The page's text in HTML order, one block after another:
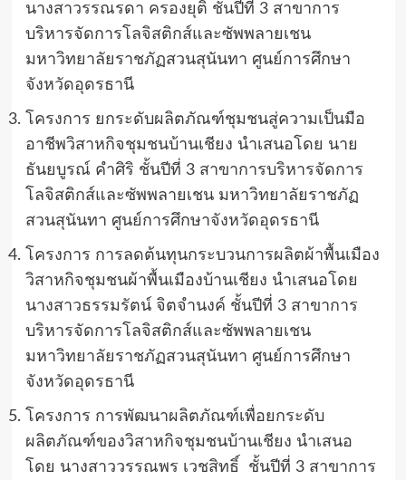
นางสาวรรณรดา ครองยุติ ชั้นปีที่ 3 สาขาการ
บริหารจัดการโลจิสติกส์และซัพพลายเชน
มหาวิทยาลัยราชภัฏสวนสุนันทา ศูนย์การศึกษา
จังหวัดอุดรธานี
โครงการ ยกระดับผลิตภัณฑ์ชุมชนสู่ความเป็นมือ
อาชีพวิสาหกิจชุมชนบ้านเชียง นำเสนอโดย นาย
ธันยบูรณ์ คำศิริ ชั้นปีที่ 3 สาขาการบริหารจัดการ
โลจิสติกส์และซัพพลายเชน มหาวิทยาลัยราชภัฏ
สวนสุนันทา ศูนย์การศึกษาจังหวัดอุดรธานี
โครงการ การลดต้นทุนกระบวนการผลิตผ้าพื้นเมือง
วิสาหกิจชุมชนผ้าพื้นเมืองบ้านเชียง นำเสนอโดย
นางสาวธรรมรัตน์ จิตจำนงค์ ชั้นปีที่ 3 สาขาการ
บริหารจัดการโลจิสติกส์และซัพพลายเชน
มหาวิทยาลัยราชภัฏสวนสุนันทา ศูนย์การศึกษา
จังหวัดอุดรธานี
โครงการ การพัฒนาผลิตภัณฑ์เพื่อยกระดับ
ผลิตภัณฑ์ของวิสาหกิจชุมชนบ้านเชียง นำเสนอ
โดย นางสาววรรณพร เวชสิทธิ์ ชั้นปีที่ 3 สาขาการ